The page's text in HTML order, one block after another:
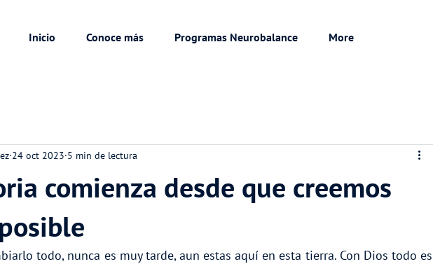
Inicio Conoce más Programas Neurobalance More
comienza desde que creemos
24 oct 2023 5 min de lectura
todo, nunca es muy tarde, aun estas aquí en esta tierra. Con Dios todo es